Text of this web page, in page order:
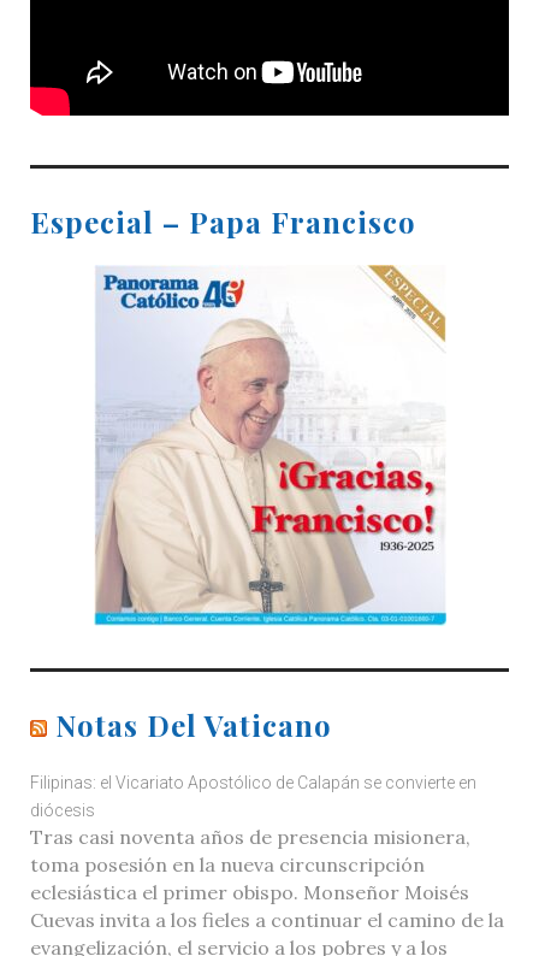
Especial – Papa Francisco
Notas Del Vaticano
Filipinas: el Vicariato Apostólico de Calapán se convierte en
diócesis
Tras casi noventa años de presencia misionera,
toma posesión en la nueva circunscripción
eclesiástica el primer obispo. Monseñor Moisés
Cuevas invita a los fieles a continuar el camino de la
evangelización, el servicio a los pobres y a los